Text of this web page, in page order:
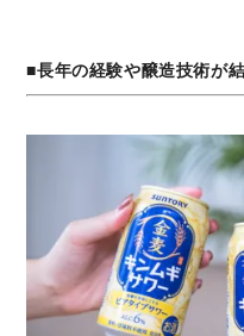
■長年の経験や醸造技術が